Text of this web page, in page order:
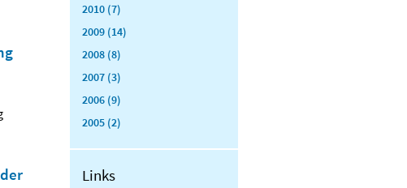
2010 (7)
2009 (14)
2008 (8)
2007 (3)
2006 (9)
2005 (2)
Links